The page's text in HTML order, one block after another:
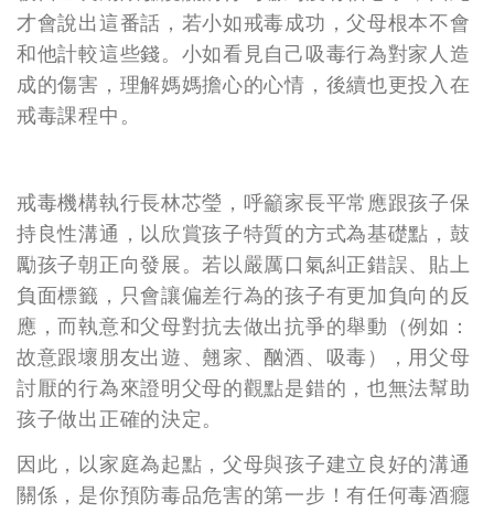
才會說出這番話，若小如戒毒成功，父母根本不會
和他計較這些錢。小如看見自己吸毒行為對家人造
成的傷害，理解媽媽擔心的心情，後續也更投入在
戒毒課程中。
戒毒機構執行長林芯瑩，呼籲家長平常應跟孩子保
持良性溝通，以欣賞孩子特質的方式為基礎點，鼓
勵孩子朝正向發展。若以嚴厲口氣糾正錯誤、貼上
負面標籤，只會讓偏差行為的孩子有更加負向的反
應，而執意和父母對抗去做出抗爭的舉動（例如：
故意跟壞朋友出遊、翹家、酗酒、吸毒），用父母
討厭的行為來證明父母的觀點是錯的，也無法幫助
孩子做出正確的決定。
因此，以家庭為起點，父母與孩子建立良好的溝通
關係，是你預防毒品危害的第一步！有任何毒酒癮